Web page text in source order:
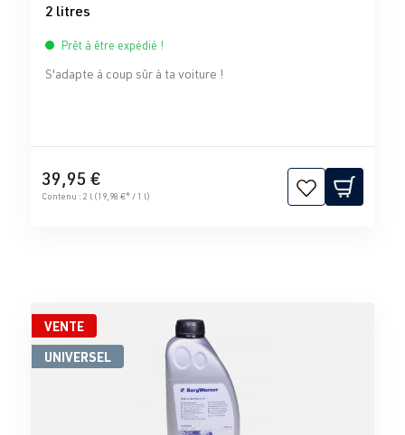
2 litres
Prêt à être expédié !
S'adapte à coup sûr à ta voiture !
39,95 €
Contenu : 2 l (19,98 €* / 1 l)
VENTE
UNIVERSEL